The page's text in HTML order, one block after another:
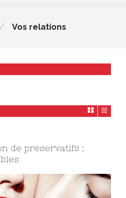
Vos relations
de préservatifs :